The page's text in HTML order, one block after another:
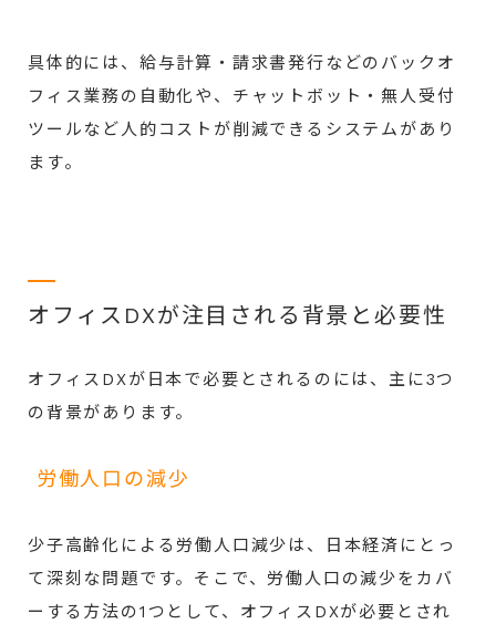
具体的には、給与計算・請求書発行などのバックオ
フィス業務の自動化や、チャットボット・無人受付
ツールなど人的コストが削減できるシステムがあり
ます。
オフィスDXが注目される背景と必要性
オフィスDXが日本で必要とされるのには、主に3つ
の背景があります。
労働人口の減少
少子高齢化による労働人口減少は、日本経済にとっ
て深刻な問題です。そこで、労働人口の減少をカバ
ーする方法の1つとして、オフィスDXが必要とされ